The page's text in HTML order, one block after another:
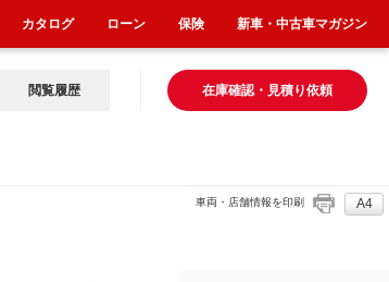
在庫確認・見積り依頼
閲覧履歴
車両・店舗情報を印刷 A4
カタログ ローン 保険 新車・中古車マガジン